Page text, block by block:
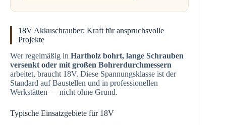
18V Akkuschrauber: Kraft für anspruchsvolle
Projekte
Wer regelmäßig in Hartholz bohrt, lange Schrauben
versenkt oder mit großen Bohrerdurchmessern
arbeitet, braucht 18V. Diese Spannungsklasse ist der
Standard auf Baustellen und in professionellen
Werkstätten — nicht ohne Grund.
Typische Einsatzgebiete für 18V